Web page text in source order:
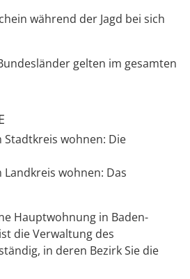
während der Jagd bei sich
gelten im gesamten
Stadtkreis wohnen: Die
Landkreis wohnen: Das
Hauptwohnung in Baden-
die Verwaltung des
in deren Bezirk Sie die